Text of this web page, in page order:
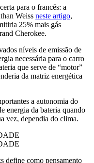
para o francês: a
Weiss neste artigo,
25% mais gás
Cherokee.
níveis de emissão de
necessária para o carro
que serve de “motor”
da matriz energética
a autonomia do
energia da bateria quando
vez, dependia do clima.
define como pensamento